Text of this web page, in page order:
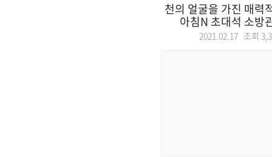
천의 얼굴을 가진 매력
아침N 초대석 소방
2021.02.17 조회